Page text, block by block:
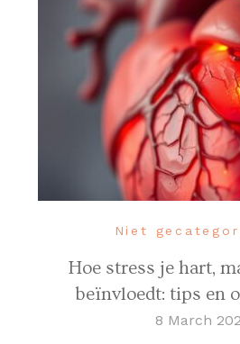
Niet
Hoe stress je hart,
beïnvloedt: tips en
8 March